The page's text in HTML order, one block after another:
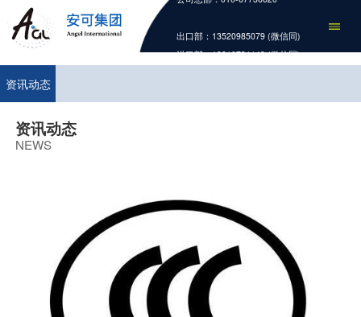
出口部：13520985079 (微信同)
进口部：13810731149 (微信同)
资讯动态
资讯动态
NEWS